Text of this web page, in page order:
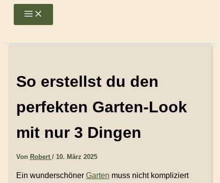
Inhalt
Main
So erstellst du den
perfekten Garten-Look
mit nur 3 Dingen
Von Robert / 10. März 2025
Ein wunderschöner Garten muss nicht kompliziert